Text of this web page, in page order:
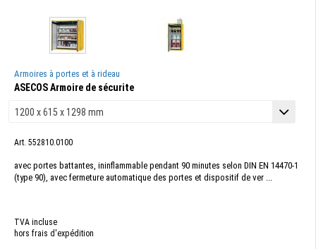
Armoires à portes et à rideau
ASECOS Armoire de sécurite
Art. 552810.0100
avec portes battantes, ininflammable pendant 90 minutes selon DIN EN 14470-1
(type 90), avec fermeture automatique des portes et dispositif de ver ...
TVA incluse
hors frais d'expédition